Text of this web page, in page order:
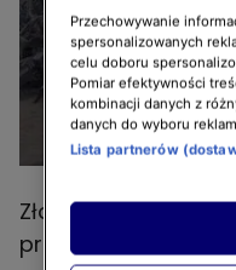
Złomowisko PL:
pracownikami
Przechowywanie
spersonalizowanych
celu doboru
Pomiar efektywności
kombinacji danych z
danych do wyboru
Lista partnerów